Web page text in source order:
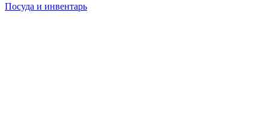
Посуда и инвентарь